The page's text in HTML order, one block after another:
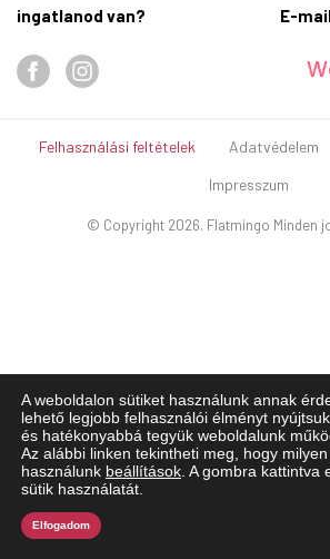
ingatlanod van?
E-
© Copyright 2026. Flatmingo Minden
Felhasználási feltételek Adatvédelem
Impresszum
A weboldalon sütiket használunk annak
lehető legjobb felhasználói élményt
és hatékonyabbá tegyük weboldalunk
Az alábbi linken tekintheti meg, hogy
használunk beállítások . A gombra kattintva
sütik használatát.
Elfogadom